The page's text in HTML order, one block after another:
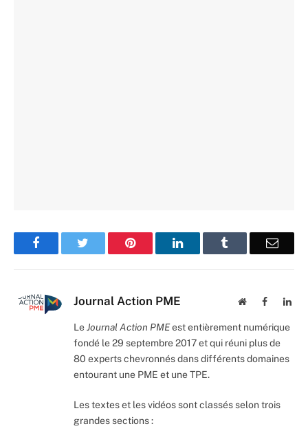
Facebook Pinterest LinkedIn Email
Journal Action PME WebsiteFacebook
LeJournal Action PMEest entièrement numérique
fondé le 29 septembre 2017 et qui réuni plus de
80 experts chevronnés dans différents domaines
entourant une PME et une TPE.
Les textes et les vidéos sont classés selon trois
grandes sections :